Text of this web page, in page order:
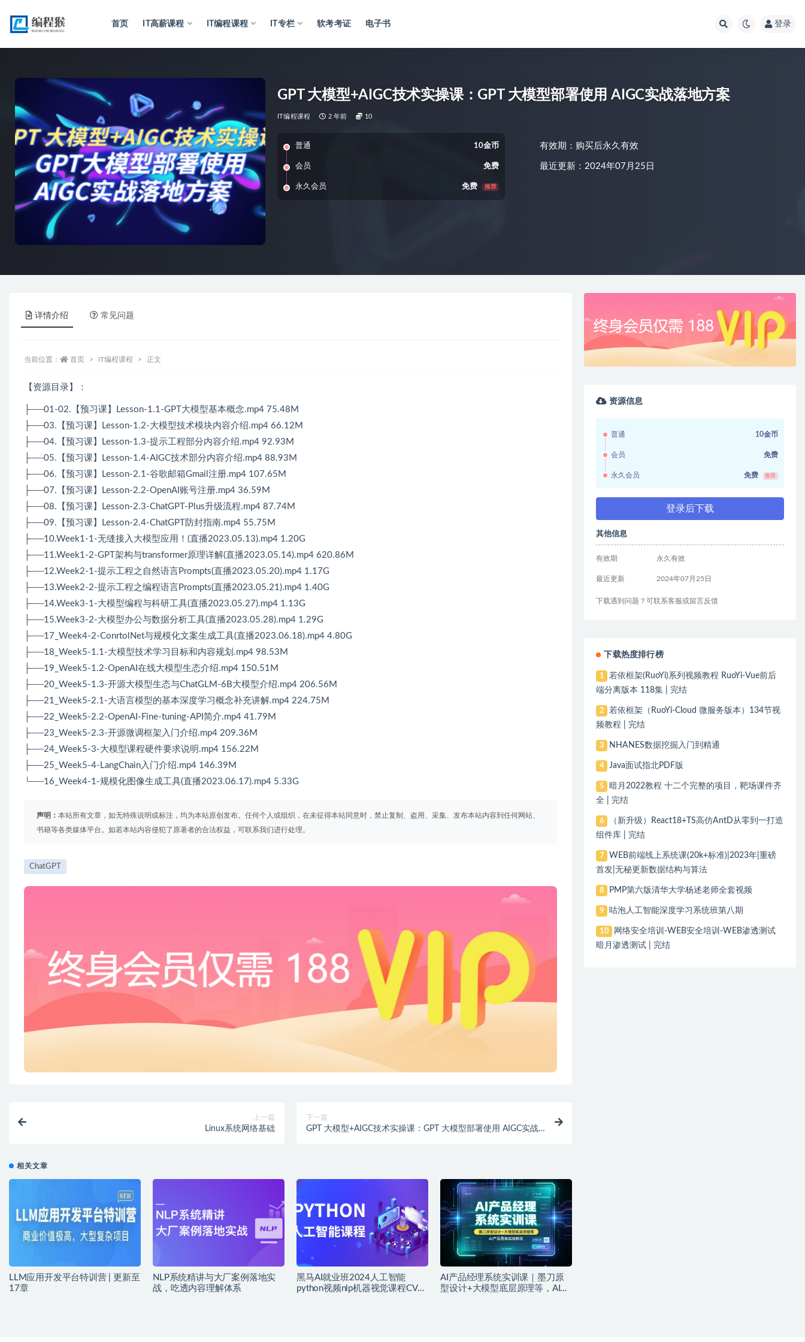
首页 IT高薪课程 IT编程课程 IT专栏 软考考证 电子书 登录
GPT 大模型+AIGC技术实操课：GPT 大模型部署使用 AIGC实战落地方案
IT编程课程 2 年前 10
普通 10金币
会员 免费
永久会员 免费 推荐
有效期：购买后永久有效
最近更新：2024年07月25日
详情介绍 常见问题
当前位置： 首页 IT编程课程 正文
【资源目录】：
├──01-02.【预习课】Lesson-1.1-GPT大模型基本概念.mp4 75.48M
├──03.【预习课】Lesson-1.2-大模型技术模块内容介绍.mp4 66.12M
├──04.【预习课】Lesson-1.3-提示工程部分内容介绍.mp4 92.93M
├──05.【预习课】Lesson-1.4-AIGC技术部分内容介绍.mp4 88.93M
├──06.【预习课】Lesson-2.1-谷歌邮箱Gmail注册.mp4 107.65M
├──07.【预习课】Lesson-2.2-OpenAI账号注册.mp4 36.59M
├──08.【预习课】Lesson-2.3-ChatGPT-Plus升级流程.mp4 87.74M
├──09.【预习课】Lesson-2.4-ChatGPT防封指南.mp4 55.75M
├──10.Week1-1-无缝接入大模型应用！(直播2023.05.13).mp4 1.20G
├──11.Week1-2-GPT架构与transformer原理详解(直播2023.05.14).mp4 620.86M
├──12.Week2-1-提示工程之自然语言Prompts(直播2023.05.20).mp4 1.17G
├──13.Week2-2-提示工程之编程语言Prompts(直播2023.05.21).mp4 1.40G
├──14.Week3-1-大模型编程与科研工具(直播2023.05.27).mp4 1.13G
├──15.Week3-2-大模型办公与数据分析工具(直播2023.05.28).mp4 1.29G
├──17_Week4-2-ConrtolNet与规模化文案生成工具(直播2023.06.18).mp4 4.80G
├──18_Week5-1.1-大模型技术学习目标和内容规划.mp4 98.53M
├──19_Week5-1.2-OpenAI在线大模型生态介绍.mp4 150.51M
├──20_Week5-1.3-开源大模型生态与ChatGLM-6B大模型介绍.mp4 206.56M
├──21_Week5-2.1-大语言模型的基本深度学习概念补充讲解.mp4 224.75M
├──22_Week5-2.2-OpenAI-Fine-tuning-API简介.mp4 41.79M
├──23_Week5-2.3-开源微调框架入门介绍.mp4 209.36M
├──24_Week5-3-大模型课程硬件要求说明.mp4 156.22M
├──25_Week5-4-LangChain入门介绍.mp4 146.39M
└──16_Week4-1-规模化图像生成工具(直播2023.06.17).mp4 5.33G
声明： 本站所有文章，如无特殊说明或标注，均为本站原创发布。任何个人或组织，在未征得本站同意时，禁止复制、盗用、采集、发布本站内容到任何网站、
书籍等各类媒体平台。如若本站内容侵犯了原著者的合法权益，可联系我们进行处理。
ChatGPT
上一篇
Linux系统网络基础
下一篇
GPT 大模型+AIGC技术实操课：GPT 大模型部署使用 AIGC实战
相关文章
LLM应用开发平台特训营 | 更新至
17章
NLP系统精讲与大厂案例落地实
战，吃透内容理解体系
黑马AI就业班2024人工智能
python视频nlp机器视觉课程CV自
AI产品经理系统实训课｜墨刀原
型设计+大模型底层原理等，AI产
资源信息
普通 10金币
会员 免费
永久会员 免费 推荐
登录后下载
其他信息
有效期 永久有效
最近更新 2024年07月25日
下载遇到问题？可联系客服或留言反馈
下载热度排行榜
1
若依框架(RuoYi)系列视频教程 RuoYi-Vue前后
端分离版本 118集 | 完结
2
若依框架（RuoYi-Cloud 微服务版本）134节视
频教程 | 完结
3 NHANES数据挖掘入门到精通
4 Java面试指北PDF版
5
暗月2022教程 十二个完整的项目，靶场课件齐
全 | 完结
6
（新升级）React18+TS高仿AntD从零到一打造
组件库 | 完结
7
WEB前端线上系统课(20k+标准)|2023年|重磅
首发|无秘更新数据结构与算法
8 PMP第六版清华大学杨述老师全套视频
9 咕泡人工智能深度学习系统班第八期
10
网络安全培训-WEB安全培训-WEB渗透测试
暗月渗透测试 | 完结